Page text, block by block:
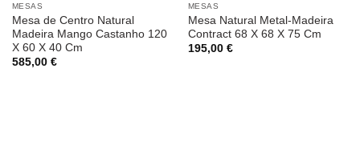
MESAS
Mesa de Centro Natural
Madeira Mango Castanho 120
X 60 X 40 Cm
585,00 €
MESAS
Mesa Natural Metal-Madeira
Contract 68 X 68 X 75 Cm
195,00 €